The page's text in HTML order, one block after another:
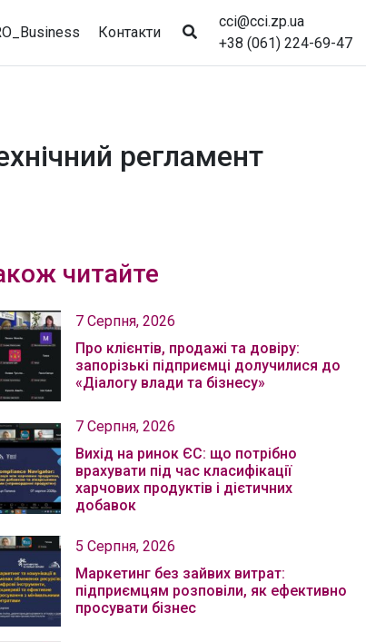
Контакти
cci@cci.zp.ua
+38 (061) 224-69-47
регламент
читайте
7 Серпня, 2026
Про клієнтів, продажі та довіру:
запорізькі підприємці долучилися до
«Діалогу влади та бізнесу»
7 Серпня, 2026
Вихід на ринок ЄС: що потрібно
врахувати під час класифікації
харчових продуктів і дієтичних
добавок
5 Серпня, 2026
Маркетинг без зайвих витрат:
підприємцям розповіли, як ефективно
просувати бізнес